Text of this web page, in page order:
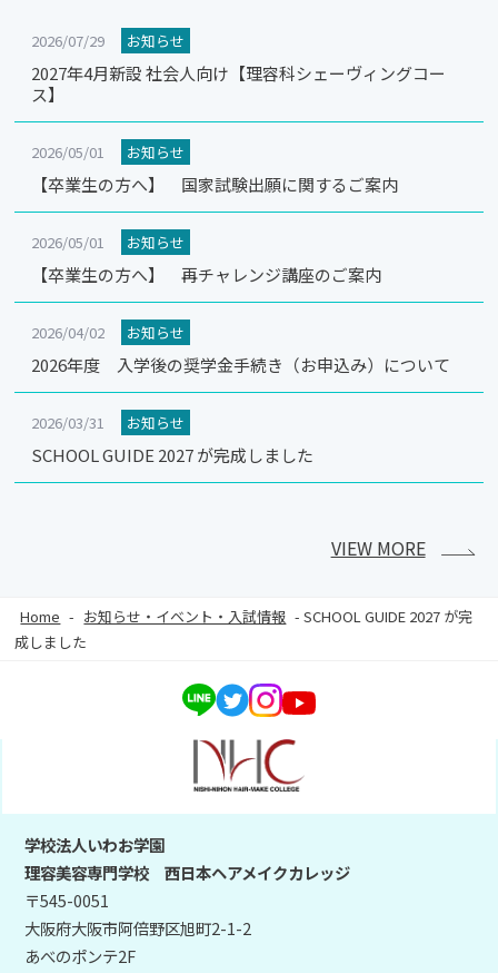
2026/07/29 お知らせ
2027年4月新設 社会人向け【理容科シェーヴィングコー
ス】
2026/05/01 お知らせ
【卒業生の方へ】 国家試験出願に関するご案内
2026/05/01 お知らせ
【卒業生の方へ】 再チャレンジ講座のご案内
2026/04/02 お知らせ
2026年度 入学後の奨学金手続き（お申込み）について
2026/03/31 お知らせ
SCHOOL GUIDE 2027 が完成しました
VIEW MORE
Home - お知らせ・イベント・入試情報 -SCHOOL GUIDE 2027 が完
成しました
学校法人いわお学園
理容美容専門学校 西日本ヘアメイクカレッジ
〒545-0051
大阪府大阪市阿倍野区旭町2-1-2
あべのポンテ2F